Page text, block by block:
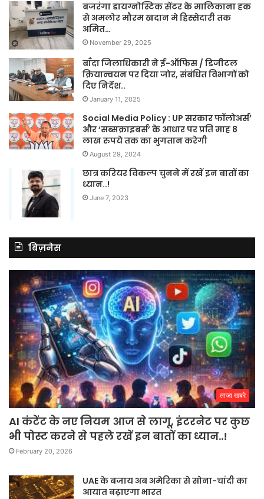
बजरंगा डायग्नोस्टिक सेंटर के मालिकाना हक
से अमलोर मौरम खदान मे हिस्सेदारी तक
अमित…
November 29, 2025
बाँदा जिलाधिकारी ने ई-ऑफिस / डिजीटल
क्रियान्वयन पर दिया जोर, संबंधित विभागों को
दिए निर्देश..
January 11, 2025
Social Media Policy : UP सरकार फॉलोअर्स’
और ‘सब्सक्राइबर्स’ के आधार पर प्रति माह 8
लाख रुपये तक का भुगतान करेगी
August 29, 2024
छात्र करियर विकल्प चुनने में रखें इन बातों का
ध्यान..!
June 7, 2023
बिज़नेस
ताजा खबरे
AI कंटेंट के नए नियम आज से लागू, इंटरनेट पर कुछ
भी पोस्ट करने से पहले रखें इन बातों का ध्यान..!
February 20, 2026
UAE के बजाय अब अमेरिका से सोना-चांदी का
आयात बढ़ाएगा भारत